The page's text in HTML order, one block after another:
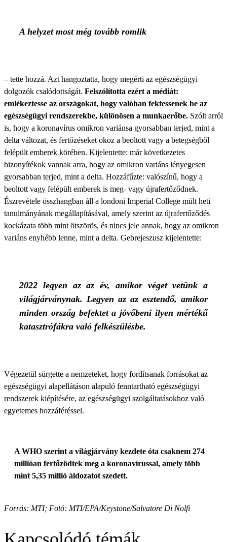
A helyzet most még tovább romlik
– tette hozzá. Azt hangoztatta, hogy megérti az egészségügyi
dolgozók csalódottságát. Felszólította ezért a médiát:
emlékeztesse az országokat, hogy valóban fektessenek be az
egészségügyi rendszerekbe, különösen a munkaerőbe. Szólt arról
is, hogy a koronavírus omikron variánsa gyorsabban terjed, mint a
delta változat, és fertőzéseket okoz a beoltott vagy a betegségből
felépült emberek körében. Kijelentette: már következetes
bizonyítékok vannak arra, hogy az omikron variáns lényegesen
gyorsabban terjed, mint a delta. Hozzáfűzte: valószínű, hogy a
beoltott vagy felépült emberek is meg- vagy újrafertőződnek.
Észrevétele összhangban áll a londoni Imperial College múlt heti
tanulmányának megállapításával, amely szerint az újrafertőződés
kockázata több mint ötszörös, és nincs jele annak, hogy az omikron
variáns enyhébb lenne, mint a delta. Gebrejeszusz kijelentette:
2022 legyen az az év, amikor véget vetünk a
világjárványnak. Legyen az az esztendő, amikor
minden ország befektet a jövőbeni ilyen mértékű
katasztrófákra való felkészülésbe.
Végezetül sürgette a nemzeteket, hogy fordítsanak forrásokat az
egészségügyi alapellátáson alapuló fenntartható egészségügyi
rendszerek kiépítésére, az egészségügyi szolgáltatásokhoz való
egyetemes hozzáféréssel.
A WHO szerint a világjárvány kezdete óta csaknem 274
millióan fertőzödtek meg a koronavírussal, amely több
mint 5,35 millió áldozatot szedett.
Forrás: MTI; Fotó: MTI/EPA/Keystone/Salvatore Di Nolfi